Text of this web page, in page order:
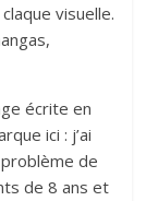
visuelle.
écrite en
ici : j’ai
de
de 8 ans et